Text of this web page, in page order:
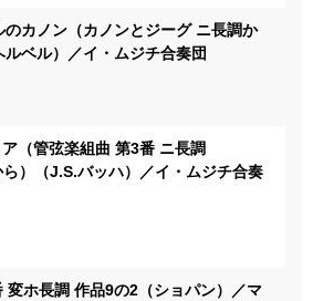
のカノン（カノンとジーグ ニ長調か
ルベル）／イ・ムジチ合奏団
（管弦楽組曲 第3番 ニ長調
）（J.S.バッハ）／イ・ムジチ合奏
変ホ長調 作品9の2（ショパン）／マ